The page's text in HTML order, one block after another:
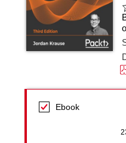
Ebook